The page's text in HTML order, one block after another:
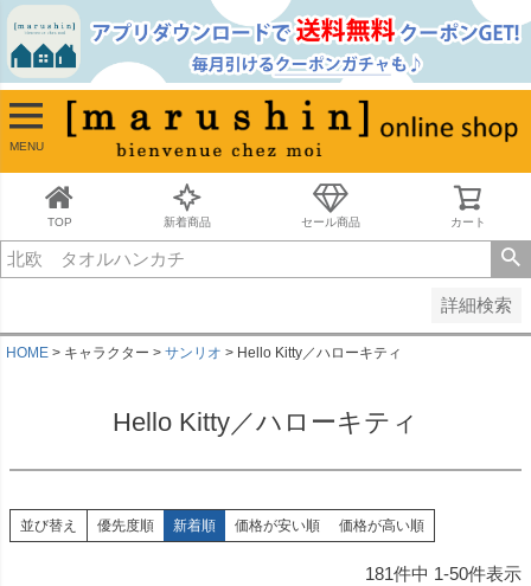
MENU
TOP 新着商品 セール商品 カート
詳細検索
並び順
新着順
古い順
価格が安い順
価格が高い順
キーワードヒット順
HOME キャラクター サンリオ Hello Kitty／ハローキティ
Hello Kitty／ハローキティ
並び替え 優先度順 新着順 価格が安い順 価格が高い順
181件中 1-50件表示